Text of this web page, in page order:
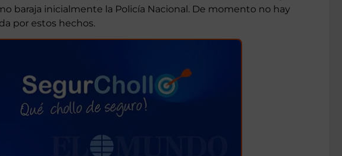
el Instituto de Medicina Legal (IML) de la capital malagueña
El informe servirá para esclarecer las causas de la muerte y si